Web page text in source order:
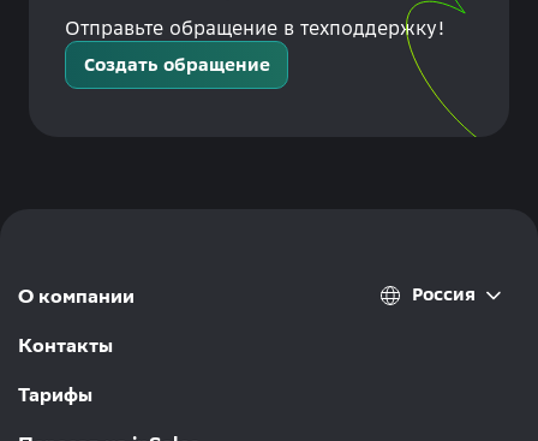
Отправьте обращение в техподдержку!
Создать обращение
О компании
Контакты
Тарифы
Россия